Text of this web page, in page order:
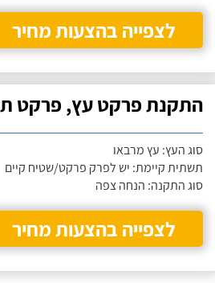
לצפייה בהצעות מחיר
התקנת פרקט עץ, פרקט
סוג העץ: עץ מרבאו
תשתית קיימת: יש לפרק פרקט/שטיח קיים
סוג התקנה: הנחה צפה
לצפייה בהצעות מחיר